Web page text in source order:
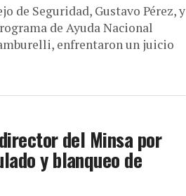
de Seguridad, Gustavo Pérez, y
de Ayuda Nacional
enfrentaron un juicio
del Minsa por
y blanqueo de